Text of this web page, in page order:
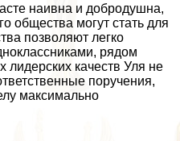
наивна и добродушна,
общества могут стать для
позволяют легко
рядом
лидерских качеств Уля не
поручения,
максимально